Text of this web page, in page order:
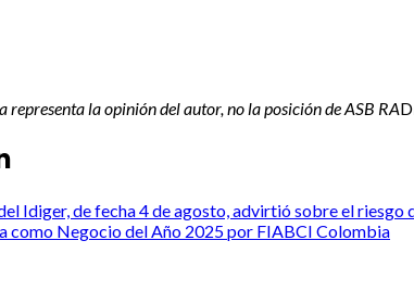
representa la opinión del autor, no la posición de ASB RAD
Idiger, de fecha 4 de agosto, advirtió sobre el
como Negocio del Año 2025 por FIABCI Colombia